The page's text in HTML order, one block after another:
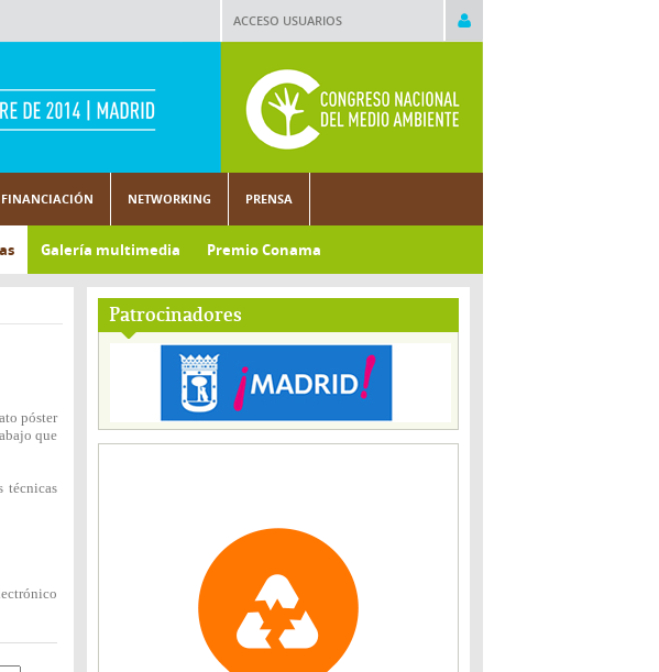
ACCESO USUARIOS
FINANCIACIÓN NETWORKING PRENSA
Galería multimedia Premio Conama
Patrocinadores
póster
que
técnicas